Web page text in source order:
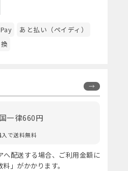
あと払い（ペイディ）
一律660円
で送料無料
配送する場合、ご利用金額に
」がかかります。